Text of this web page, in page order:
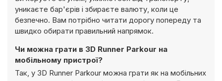
уникаєте бар'єрів і збираєте валюту, коли це
безпечно. Вам потрібно читати дорогу попереду та
швидко обирати правильний напрямок.
Чи можна грати в 3D Runner Parkour на
мобільному пристрої?
Так, у 3D Runner Parkour можна грати як на мобільних